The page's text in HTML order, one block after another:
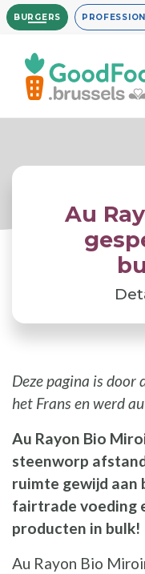
Overslaan
en
inhoud
gaan
BURGERS
Au
Deze pagina is door
het Frans en werd
Au Rayon Bio
steenworp
ruimte gewijd aan
fairtrade voeding
producten in bulk!
Au Rayon Bio